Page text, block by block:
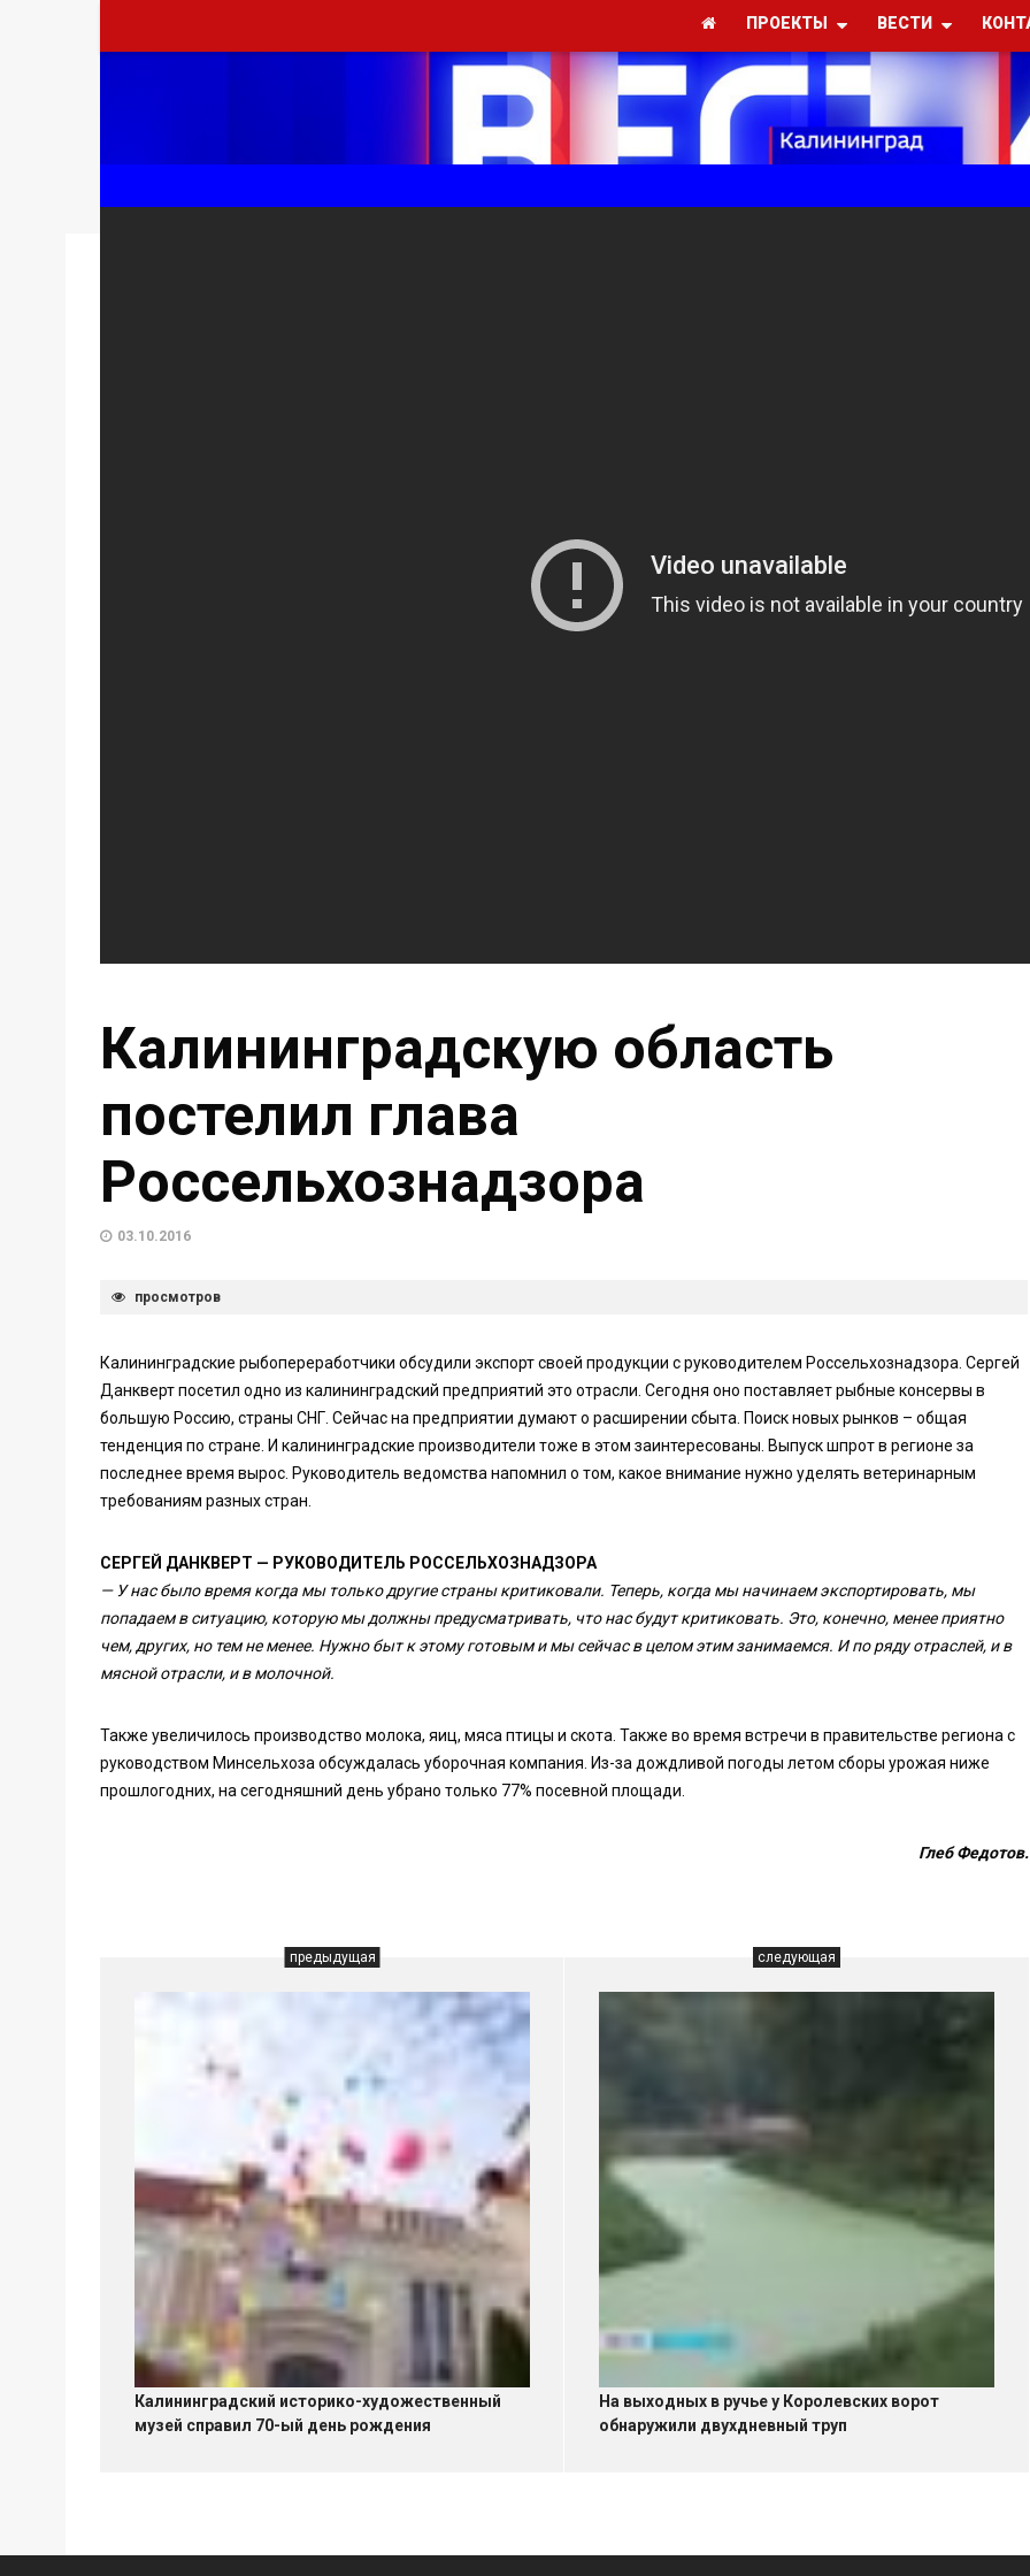
ПРОЕКТЫ ВЕСТИ
Калининградскую область
постелил глава
Россельхознадзора
03.10.2016
просмотров
Калининградские рыбопереработчики обсудили экспорт своей продукции с руководителем Россельхознадзора. Сергей
Данкверт посетил одно из калининградский предприятий это отрасли. Сегодня оно поставляет рыбные консервы в
большую Россию, страны СНГ. Сейчас на предприятии думают о расширении сбыта. Поиск новых рынков – общая
тенденция по стране. И калининградские производители тоже в этом заинтересованы. Выпуск шпрот в регионе за
последнее время вырос. Руководитель ведомства напомнил о том, какое внимание нужно уделять ветеринарным
требованиям разных стран.
СЕРГЕЙ ДАНКВЕРТ — РУКОВОДИТЕЛЬ РОССЕЛЬХОЗНАДЗОРА
— У нас было время когда мы только другие страны критиковали. Теперь, когда мы начинаем экспортировать, мы
попадаем в ситуацию, которую мы должны предусматривать, что нас будут критиковать. Это, конечно, менее приятно
чем, других, но тем не менее. Нужно быт к этому готовым и мы сейчас в целом этим занимаемся. И по ряду отраслей, и в
мясной отрасли, и в молочной.
Также увеличилось производство молока, яиц, мяса птицы и скота. Также во время встречи в правительстве региона с
руководством Минсельхоза обсуждалась уборочная компания. Из-за дождливой погоды летом сборы урожая ниже
прошлогодних, на сегодняшний день убрано только 77% посевной площади.
Глеб Федотов.
предыдущая
Калининградский историко-художественный
музей справил 70-ый день рождения
следующая
На выходных в ручье у Королевских ворот
обнаружили двухдневный труп